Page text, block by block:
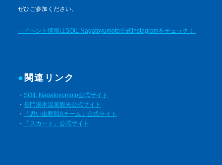
ぜひご参加ください。
→イベント情報はSOIL Nagatoyumoto公式Instagramをチェック！
関連リンク
・ SOIL Nagatoyumoto公式サイト
・ 長門湯本温泉観光公式サイト
・
「思い出野郎Aチーム」公式サイト
・
「スカート」公式サイト